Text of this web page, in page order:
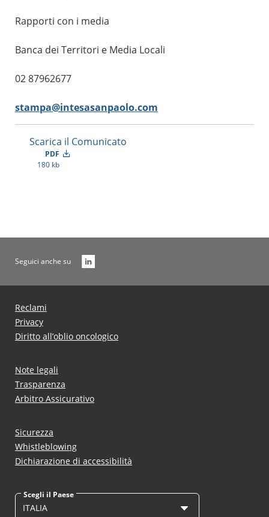
Rapporti con i media
Banca dei Territori e Media Locali
02 87962677
stampa@intesasanpaolo.com
Scarica il Comunicato
PDF
180 kb
Seguici anche su
Reclami
Privacy
Diritto all’oblio oncologico
Note legali
Trasparenza
Arbitro Assicurativo
Sicurezza
Whistleblowing
Dichiarazione di accessibilità
Scegli il Paese
ITALIA